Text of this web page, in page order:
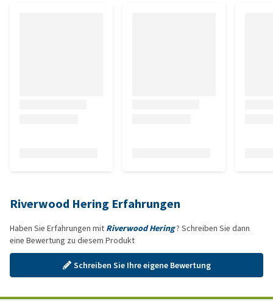
Riverwood Hering Erfahrungen
Haben Sie Erfahrungen mit Riverwood Hering? Schreiben Sie dann
eine Bewertung zu diesem Produkt
Schreiben Sie Ihre eigene Bewertung